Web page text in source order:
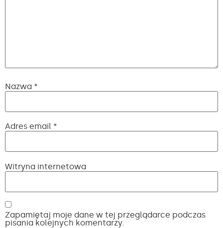
Nazwa *
Adres email *
Witryna internetowa
Zapamiętaj moje dane w tej przeglądarce podczas
pisania kolejnych komentarzy.